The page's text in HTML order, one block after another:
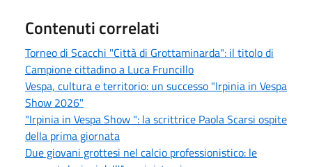
Contenuti correlati
Torneo di Scacchi "Città di Grottaminarda": il titolo di
Campione cittadino a Luca Fruncillo
Vespa, cultura e territorio: un successo "Irpinia in Vespa
Show 2026"
"Irpinia in Vespa Show ": la scrittrice Paola Scarsi ospite
della prima giornata
Due giovani grottesi nel calcio professionistico: le